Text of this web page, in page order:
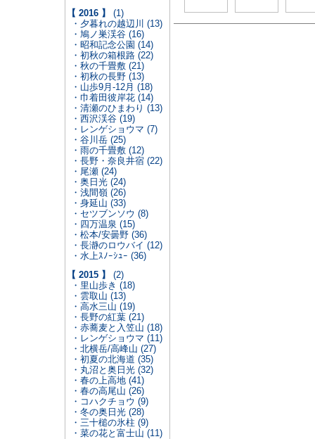
【 2016 】
(1)
・夕暮れの越辺川 (13)
・鳩ノ巣渓谷 (16)
・昭和記念公園 (14)
・初秋の箱根路 (22)
・秋の千畳敷 (21)
・初秋の長野 (13)
・山歩9月-12月 (18)
・巾着田彼岸花 (14)
・清瀬のひまわり (13)
・西沢渓谷 (19)
・レンゲショウマ (7)
・谷川岳 (25)
・雨の千畳敷 (12)
・長野・奈良井宿 (22)
・尾瀬 (24)
・奥日光 (24)
・浅間嶺 (26)
・身延山 (33)
・セツブンソウ (8)
・四万温泉 (15)
・松本/安曇野 (36)
・長瀞のロウバイ (12)
・水上ｽﾉｰｼｭｰ (36)
【 2015 】
(2)
・里山歩き (18)
・雲取山 (13)
・高水三山 (19)
・長野の紅葉 (21)
・赤蕎麦と入笠山 (18)
・レンゲショウマ (11)
・北横岳/高峰山 (27)
・初夏の北海道 (35)
・丸沼と奥日光 (32)
・春の上高地 (41)
・春の高尾山 (26)
・コハクチョウ (9)
・冬の奥日光 (28)
・三十槌の氷柱 (9)
・菜の花と富士山 (11)